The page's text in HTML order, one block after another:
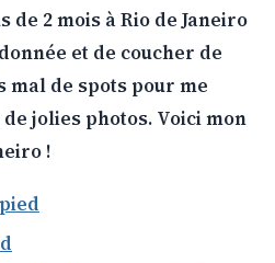
de 2 mois à Rio de Janeiro
et de coucher de
mal de spots pour me
jolies photos. Voici mon
!